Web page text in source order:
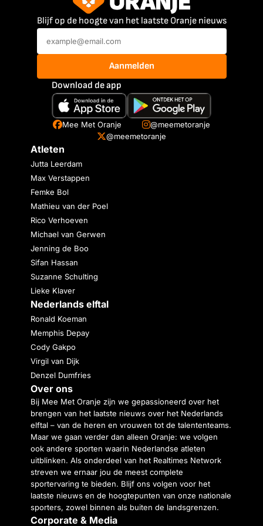
Blijf op de hoogte van het laatste Oranje nieuws
Aanmelden
Download de app
Mee Met Oranje
@meemetoranje
@meemetoranje
Atleten
Jutta Leerdam
Max Verstappen
Femke Bol
Mathieu van der Poel
Rico Verhoeven
Michael van Gerwen
Jenning de Boo
Sifan Hassan
Suzanne Schulting
Lieke Klaver
Nederlands elftal
Ronald Koeman
Memphis Depay
Cody Gakpo
Virgil van Dijk
Denzel Dumfries
Over ons
Bij Mee Met Oranje zijn we gepassioneerd over het
brengen van het laatste nieuws over het Nederlands
elftal – van de heren en vrouwen tot de talententeams.
Maar we gaan verder dan alleen Oranje: we volgen
ook andere sporten waarin Nederlandse atleten
uitblinken. Als onderdeel van het Realtimes Network
streven we ernaar jou de meest complete
sportervaring te bieden. Blijf ons volgen voor het
laatste nieuws en de hoogtepunten van onze nationale
sporters, zowel binnen als buiten de landsgrenzen.
Corporate & Media